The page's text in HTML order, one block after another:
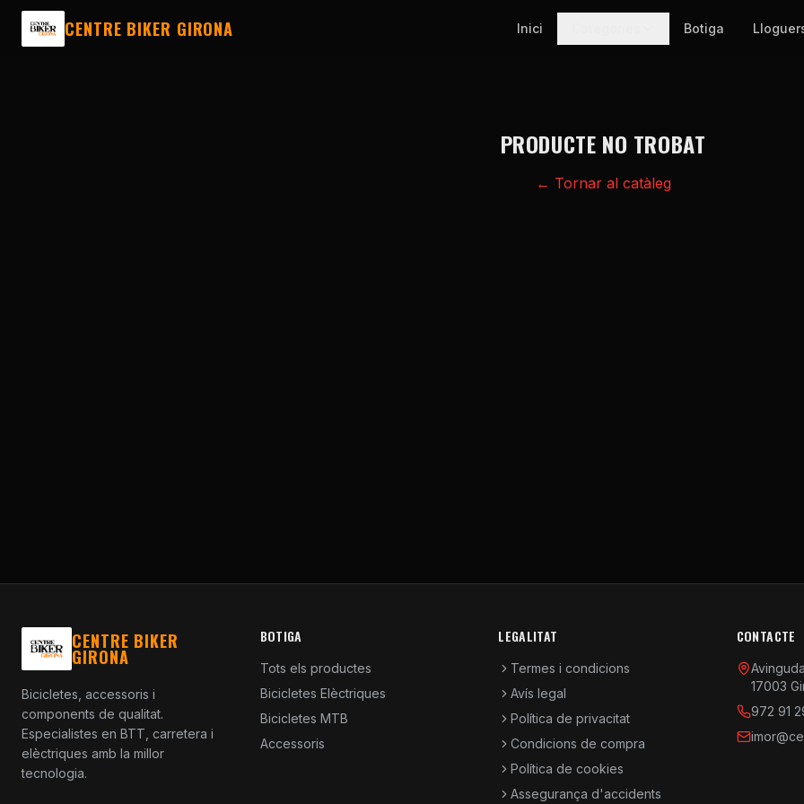
CENTRE BIKER GIRONA Inici Botiga
PRODUCTE NO TROBAT
← Tornar al catàleg
CENTRE BIKER
GIRONA
Bicicletes, accessoris i
components de qualitat.
Especialistes en BTT, carretera i
elèctriques amb la millor
tecnologia.
BOTIGA
Tots els productes
Bicicletes Elèctriques
Bicicletes MTB
Accessoris
LEGALITAT
Termes i condicions
Avís legal
Política de privacitat
Condicions de compra
Política de cookies
Assegurança d'accidents
CONTACTE
17003
972 91